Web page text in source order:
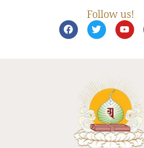
Follow us!
F
a
T
w
r
Y
o
e